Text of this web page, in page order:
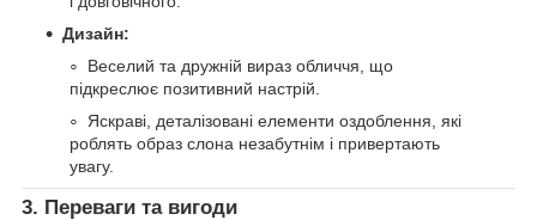
Дизайн:
Веселий та дружній вираз обличчя, що
підкреслює позитивний настрій.
Яскраві, деталізовані елементи оздоблення, які
роблять образ слона незабутнім і привертають
увагу.
3. Переваги та вигоди